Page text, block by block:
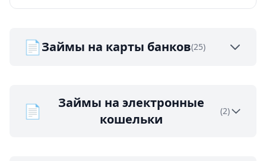
📄Займы на карты банков(25)
📄
Займы на электронные
кошельки
(2)